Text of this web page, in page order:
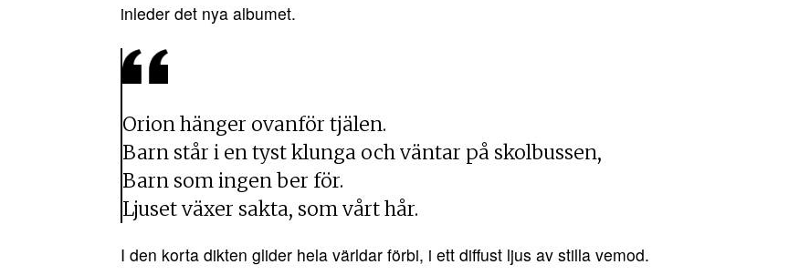
inleder det nya albumet.
Orion hänger ovanför tjälen.
Barn står i en tyst klunga och väntar på skolbussen,
Barn som ingen ber för.
Ljuset växer sakta, som vårt hår.
I den korta dikten glider hela världar förbi, i ett diffust ljus av stilla vemod.